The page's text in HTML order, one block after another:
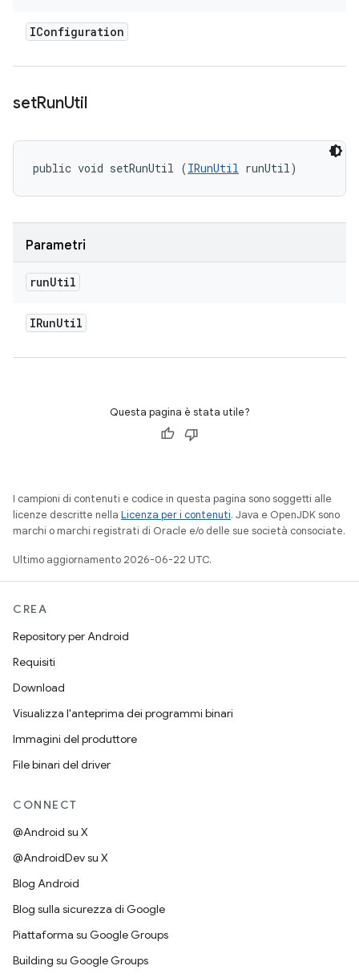
IConfiguration
setRunUtil
public void setRunUtil (IRunUtil runUtil)
Parametri
runUtil
IRunUtil
Questa pagina è stata utile?
I campioni di contenuti e codice in questa pagina sono soggetti alle
licenze descritte nella Licenza per i contenuti. Java e OpenJDK sono
marchi o marchi registrati di Oracle e/o delle sue società consociate.
Ultimo aggiornamento 2026-06-22 UTC.
CREA
Repository per Android
Requisiti
Download
Visualizza l'anteprima dei programmi binari
Immagini del produttore
File binari del driver
CONNECT
@Android su X
@AndroidDev su X
Blog Android
Blog sulla sicurezza di Google
Piattaforma su Google Groups
Building su Google Groups